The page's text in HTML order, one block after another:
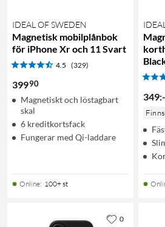
IDEAL OF SWEDEN
Magnetisk mobilplånbok
för iPhone Xr och 11 Svart
4.5 (329)
39990
Magnetiskt och löstagbart
skal
6 kreditkortsfack
Fungerar med Qi-laddare
Online: 100+ st
349:-
0